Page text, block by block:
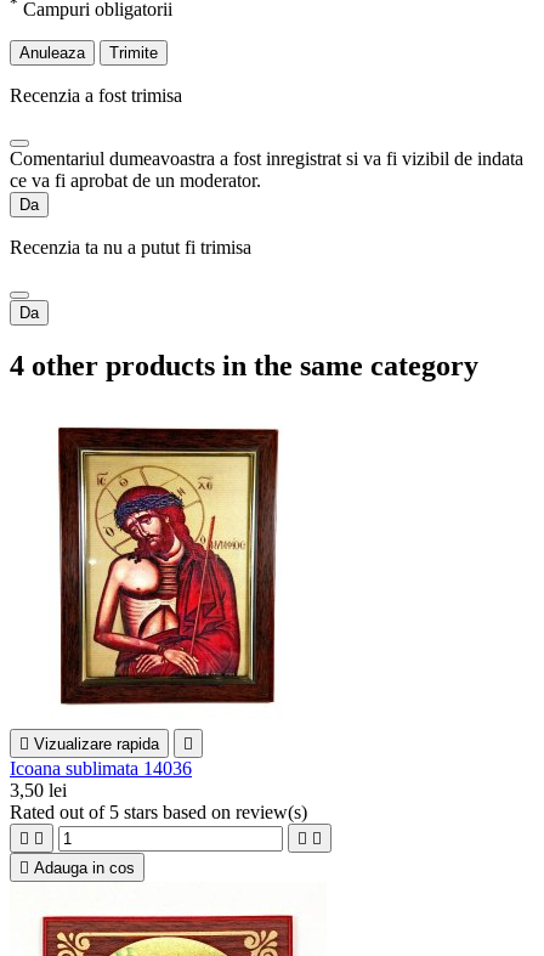
Campuri obligatorii
Anuleaza Trimite
Recenzia a fost trimisa
Comentariul dumeavoastra a fost inregistrat si va fi vizibil de indata
ce va fi aprobat de un moderator.
Da
Recenzia ta nu a putut fi trimisa
Da
4 other products in the same category
 Vizualizare rapida 
Icoana sublimata 14036
3,50 lei
Rated out of 5 stars based on review(s)
   
 Adauga in cos